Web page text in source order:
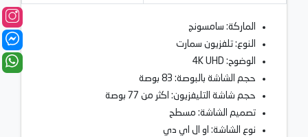
الماركة: سامسونج
النوع: تلفزيون سمارت
الوضوح: 4K UHD
حجم الشاشة بالبوصة: 83 بوصة
حجم شاشة التليفزيون: اكثر من 77 بوصة
تصميم الشاشة: مسطح
نوع الشاشة: او ال اي دي